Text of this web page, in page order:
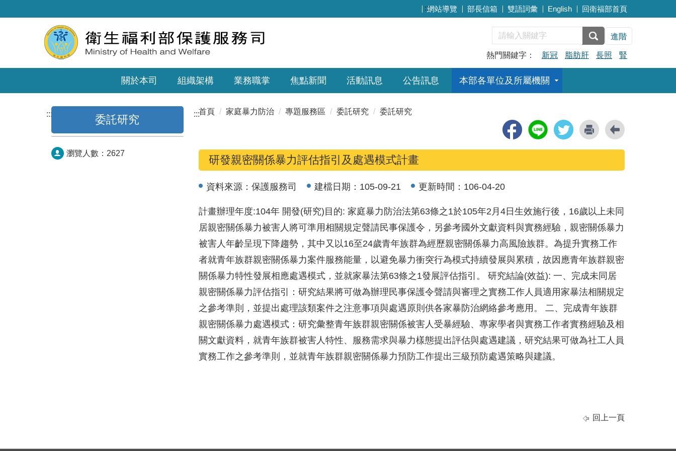
:::網站導覽 部長信箱 雙語詞彙 English 回衛福部首頁
進階
熱門關鍵字： 新冠 脂肪肝 長照 腎
關於本司 組織架構 業務職掌 焦點新聞 活動訊息 公告訊息 本部各單位及所屬機關
::: 委託研究
瀏覽人數： 2627
:::首頁 家庭暴力防治 專題服務區 委託研究 委託研究
研發親密關係暴力評估指引及處遇模式計畫
資料來源： 保護服務司 建檔日期： 105-09-21 更新時間： 106-04-20
計畫辦理年度:104年 開發(研究)目的: 家庭暴力防治法第63條之1於105年2月4日生效施行後，16歲以上未同
居親密關係暴力被害人將可準用相關規定聲請民事保護令，另參考國外文獻資料與實務經驗，親密關係暴力
被害人年齡呈現下降趨勢，其中又以16至24歲青年族群為經歷親密關係暴力高風險族群。為提升實務工作
者就青年族群親密關係暴力案件服務能量，以避免暴力衝突行為模式持續發展與累積，故因應青年族群親密
關係暴力特性發展相應處遇模式，並就家暴法第63條之1發展評估指引。 研究結論(效益): 一、完成未同居
親密關係暴力評估指引：研究結果將可做為辦理民事保護令聲請與審理之實務工作人員適用家暴法相關規定
之參考準則，並提出處理該類案件之注意事項與處遇原則供各家暴防治網絡參考應用。 二、完成青年族群
親密關係暴力處遇模式：研究彙整青年族群親密關係被害人受暴經驗、專家學者與實務工作者實務經驗及相
關文獻資料，就青年族群被害人特性、服務需求與暴力樣態提出評估與處遇建議，研究結果可做為社工人員
實務工作之參考準則，並就青年族群親密關係暴力預防工作提出三級預防處遇策略與建議。
回上一頁